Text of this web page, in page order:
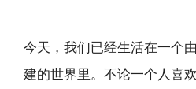
今天，我们已经生活在一个
建的世界里。不论一个人喜